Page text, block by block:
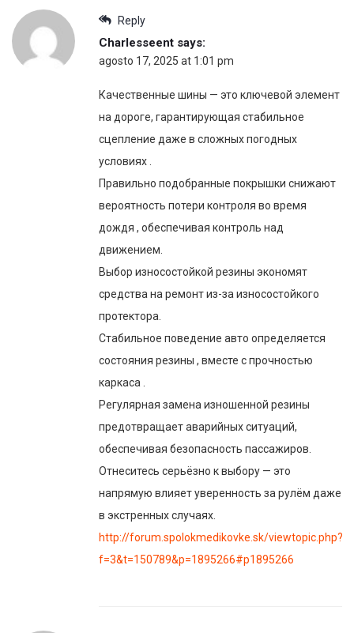
Reply
Charlesseent says:
agosto 17, 2025 at 1:01 pm
Качественные шины — это ключевой элемент
на дороге, гарантирующая стабильное
сцепление даже в сложных погодных
условиях .
Правильно подобранные покрышки снижают
вероятность потери контроля во время
дождя , обеспечивая контроль над
движением.
Выбор износостойкой резины экономят
средства на ремонт из-за износостойкого
протектора.
Стабильное поведение авто определяется
состояния резины , вместе с прочностью
каркаса .
Регулярная замена изношенной резины
предотвращает аварийных ситуаций,
обеспечивая безопасность пассажиров.
Отнеситесь серьёзно к выбору — это
напрямую влияет уверенность за рулём даже
в экстренных случаях.
http://forum.spolokmedikovke.sk/viewtopic.php?
f=3&t=150789&p=1895266#p1895266